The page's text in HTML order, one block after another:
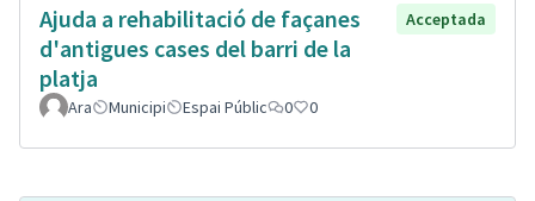
Ajuda a rehabilitació de façanes
d'antigues cases del barri de la
platja
Acceptada
Ara Municipi Espai Públic 0 0